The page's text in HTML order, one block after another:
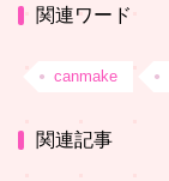
関連ワード
canmake
関連記事